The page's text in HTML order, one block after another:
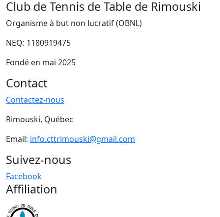
Club de Tennis de Table de Rimouski
Organisme à but non lucratif (OBNL)
NEQ: 1180919475
Fondé en mai 2025
Contact
Contactez-nous
Rimouski, Québec
Email: info.cttrimouski@gmail.com
Suivez-nous
Facebook
Affiliation